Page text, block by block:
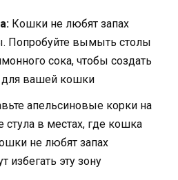
Кошки не любят запах
Попробуйте вымыть столы
сока, чтобы создать
для вашей кошки
апельсиновые корки на
стула в местах, где кошка
не любят запах
избегать эту зону